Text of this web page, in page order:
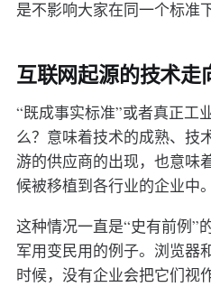
是不影响大家在同一个标准
互联网起源的技术走
“既成事实标准”或者真正工
么？意味着技术的成熟、技
游的供应商的出现，也意味
候被移植到各行业的企业中。
这种情况一直是“史有前例”
军用变民用的例子。浏览器
时候，没有企业会把它们视